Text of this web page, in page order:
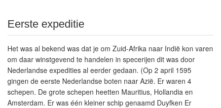
Eerste expeditie
Het was al bekend was dat je om Zuid-Afrika naar Indië kon varen
om daar winstgevend te handelen in specerijen dit was door
Nederlandse expedities al eerder gedaan. (Op 2 april 1595
gingen de eerste Nederlandse boten naar Azië. Er waren 4
schepen. De grote schepen heetten Mauritius, Hollandia en
Amsterdam. Er was één kleiner schip genaamd Duyfken Er